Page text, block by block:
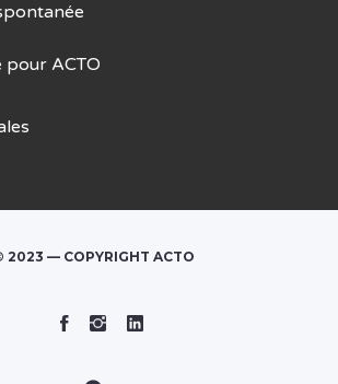
pour ACTO
2023 — COPYRIGHT ACTO
Facebook
Instagram
Linked